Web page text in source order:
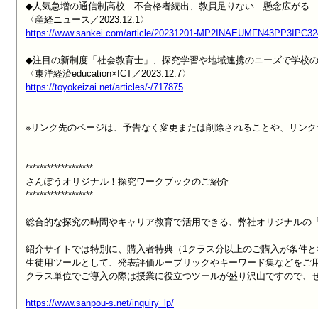
◆人気急増の通信制高校　不合格者続出、教員足りない…懸念広がる
https://www.sankei.com/article/20231201-
◆注目の新制度「社会教育士」、探究学習や地域連携のニーズで学校
https://toyokeizai.net/articles/-/717875
※リンク先のページは、予告なく変更または削除されることや、リン
*******************
さんぽうオリジナル！探究ワークブックのご紹介
*******************
総合的な探究の時間やキャリア教育で活用できる、弊社オリジナル
紹介サイトでは特別に、購入者特典（1クラス分以上のご購入が条件
生徒用ツールとして、発表評価ルーブリックやキーワード集などを
クラス単位でご導入の際は授業に役立つツールが盛り沢山ですので、
https://www.sanpou-s.net/inquiry_lp/